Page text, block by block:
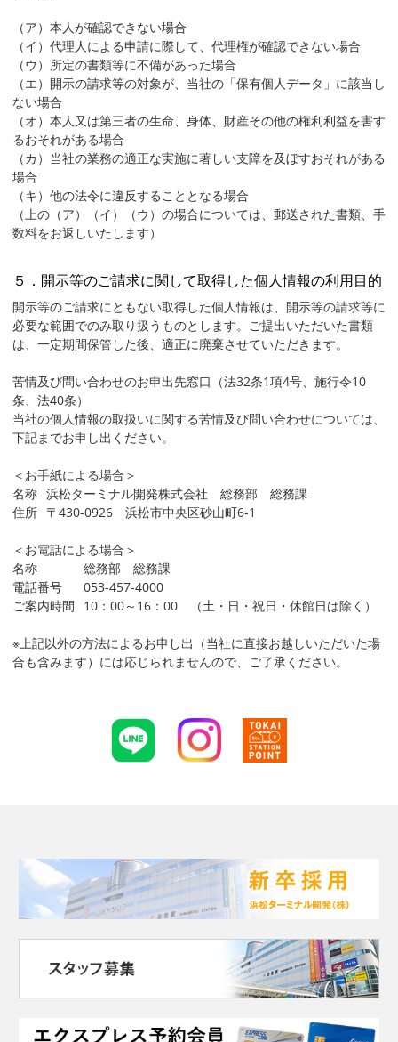
（ア）本人が確認できない場合
（イ）代理人による申請に際して、代理権が確認できない場合
（ウ）所定の書類等に不備があった場合
（エ）開示の請求等の対象が、当社の「保有個人データ」に該当し
ない場合
（オ）本人又は第三者の生命、身体、財産その他の権利利益を害す
るおそれがある場合
（カ）当社の業務の適正な実施に著しい支障を及ぼすおそれがある
場合
（キ）他の法令に違反することとなる場合
（上の（ア）（イ）（ウ）の場合については、郵送された書類、手
数料をお返しいたします）
５．開示等のご請求に関して取得した個人情報の利用目的
開示等のご請求にともない取得した個人情報は、開示等の請求等に
必要な範囲でのみ取り扱うものとします。ご提出いただいた書類
は、一定期間保管した後、適正に廃棄させていただきます。
苦情及び問い合わせのお申出先窓口（法32条1項4号、施行令10
条、法40条）
当社の個人情報の取扱いに関する苦情及び問い合わせについては、
下記までお申し出ください。
＜お手紙による場合＞
名称 浜松ターミナル開発株式会社 総務部 総務課
住所 〒430-0926 浜松市中央区砂山町6-1
＜お電話による場合＞
名称
総務部 総務課
電話番号
053-457-4000
ご案内時間
10：00～16：00 （土・日・祝日・休館日は除く）
※上記以外の方法によるお申し出（当社に直接お越しいただいた場
合も含みます）には応じられませんので、ご了承ください。